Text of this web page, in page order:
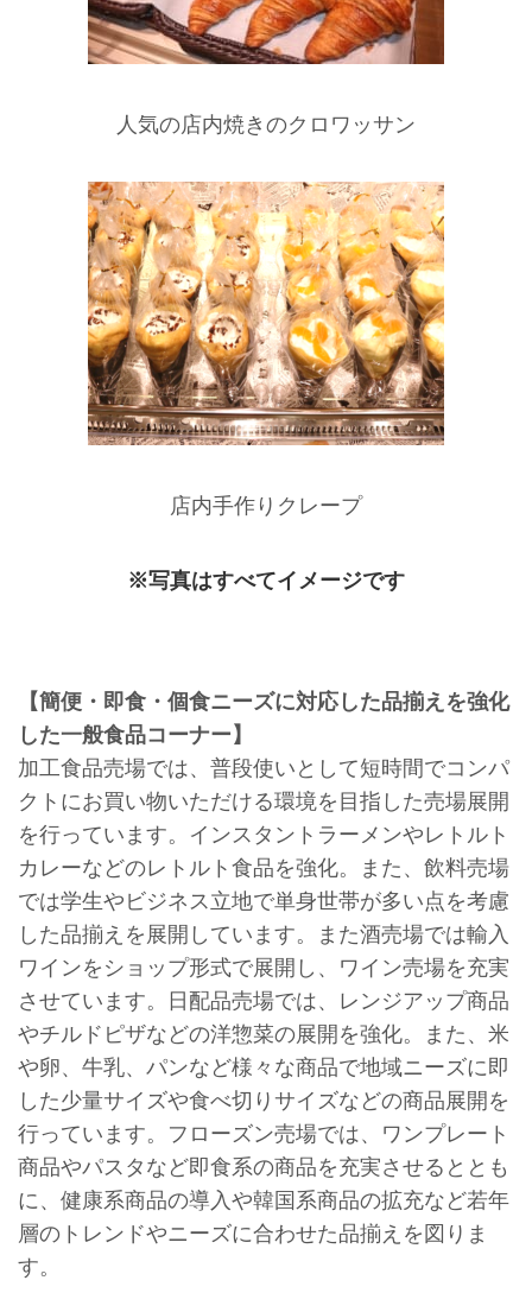
人気の店内焼きのクロワッサン
店内手作りクレープ
※写真はすべてイメージです
【簡便・即食・個食ニーズに対応した品揃えを強化
した一般食品コーナー】
加工食品売場では、普段使いとして短時間でコンパ
クトにお買い物いただける環境を目指した売場展開
を行っています。インスタントラーメンやレトルト
カレーなどのレトルト食品を強化。また、飲料売場
では学生やビジネス立地で単身世帯が多い点を考慮
した品揃えを展開しています。また酒売場では輸入
ワインをショップ形式で展開し、ワイン売場を充実
させています。日配品売場では、レンジアップ商品
やチルドピザなどの洋惣菜の展開を強化。また、米
や卵、牛乳、パンなど様々な商品で地域ニーズに即
した少量サイズや食べ切りサイズなどの商品展開を
行っています。フローズン売場では、ワンプレート
商品やパスタなど即食系の商品を充実させるととも
に、健康系商品の導入や韓国系商品の拡充など若年
層のトレンドやニーズに合わせた品揃えを図りま
す。